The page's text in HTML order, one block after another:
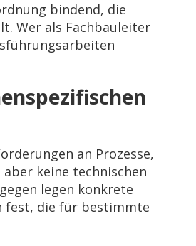
bindend, die
Wer als Fachbauleiter
an Prozesse,
keine technischen
legen konkrete
fest, die für bestimmte